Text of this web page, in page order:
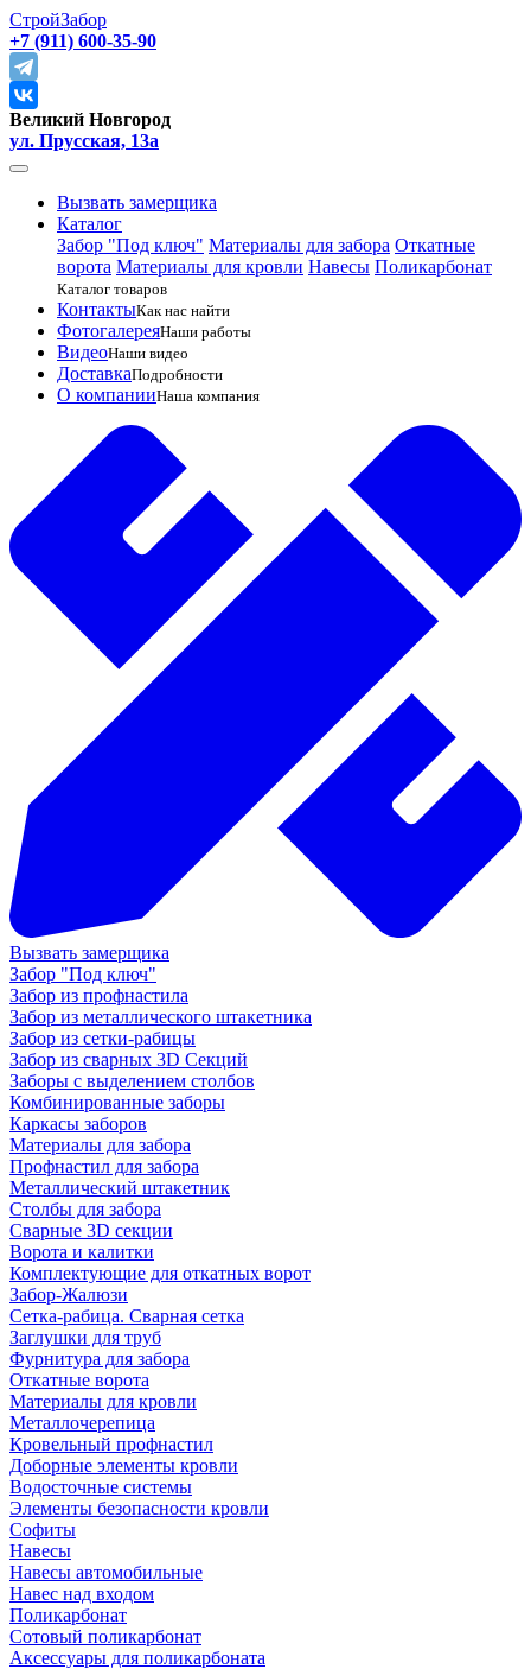
СтройЗабор
+7 (911) 600-35-90
Великий Новгород
ул. Прусская, 13а
Вызвать замерщика
Каталог
Забор "Под ключ" Материалы для забора Откатные
ворота Материалы для кровли Навесы Поликарбонат
Каталог товаров
КонтактыКак нас найти
ФотогалереяНаши работы
ВидеоНаши видео
ДоставкаПодробности
О компанииНаша компания
Вызвать замерщика
Забор "Под ключ"
Забор из профнастила
Забор из металлического штакетника
Забор из сетки-рабицы
Забор из сварных 3D Секций
Заборы с выделением столбов
Комбинированные заборы
Каркасы заборов
Материалы для забора
Профнастил для забора
Металлический штакетник
Столбы для забора
Сварные 3D секции
Ворота и калитки
Комплектующие для откатных ворот
Забор-Жалюзи
Сетка-рабица. Сварная сетка
Заглушки для труб
Фурнитура для забора
Откатные ворота
Материалы для кровли
Металлочерепица
Кровельный профнастил
Доборные элементы кровли
Водосточные системы
Элементы безопасности кровли
Софиты
Навесы
Навесы автомобильные
Навес над входом
Поликарбонат
Сотовый поликарбонат
Аксессуары для поликарбоната